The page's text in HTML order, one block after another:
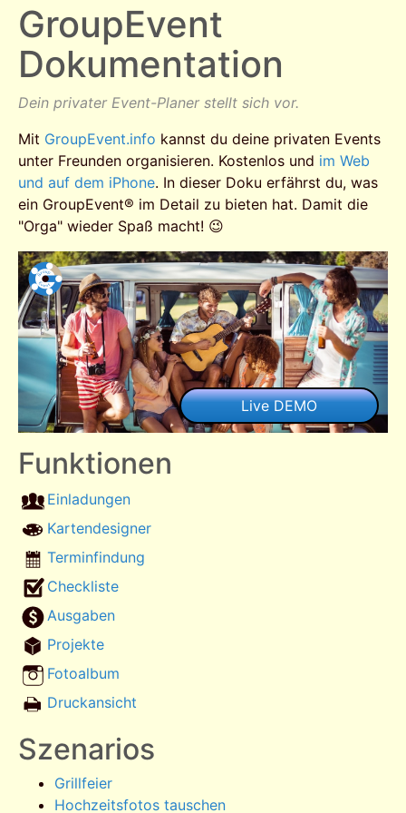
GroupEvent
Dokumentation
Dein privater Event-Planer stellt sich vor.
Mit GroupEvent.info kannst du deine privaten Events
unter Freunden organisieren. Kostenlos und im Web
und auf dem iPhone. In dieser Doku erfährst du, was
ein GroupEvent® im Detail zu bieten hat. Damit die
"Orga" wieder Spaß macht! 😉
Funktionen
Einladungen
Kartendesigner
Terminfindung
Checkliste
Ausgaben
Projekte
Fotoalbum
Druckansicht
Szenarios
Grillfeier
Hochzeitsfotos tauschen